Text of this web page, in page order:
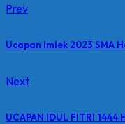
Prev
Ucapan Imlek 2023 SMA
Next
UCAPAN IDUL FITRI 1444